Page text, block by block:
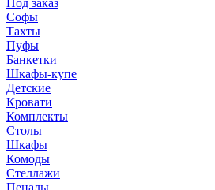
Под заказ
Софы
Тахты
Пуфы
Банкетки
Шкафы-купе
Детские
Кровати
Комплекты
Столы
Шкафы
Комоды
Стеллажи
Пеналы